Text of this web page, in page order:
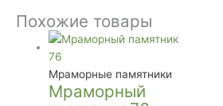
Похожие товары
Мраморные памятники
Мраморный